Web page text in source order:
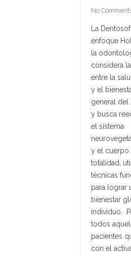
No
La
enfoque
la
considera
entre la
y el
general del
y busca
el sistema
y el cuerpo
totalidad,
técnicas
para lograr
bienestar
individuo.
todos
pacientes
con el